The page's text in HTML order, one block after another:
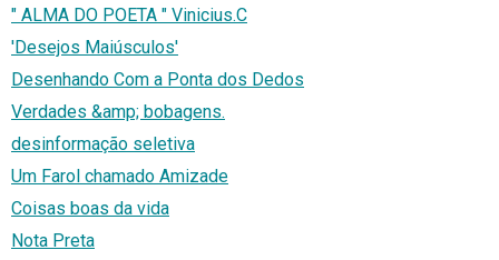
" ALMA DO POETA " Vinicius.C
'Desejos Maiúsculos'
Desenhando Com a Ponta dos Dedos
Verdades &amp; bobagens.
desinformação seletiva
Um Farol chamado Amizade
Coisas boas da vida
Nota Preta